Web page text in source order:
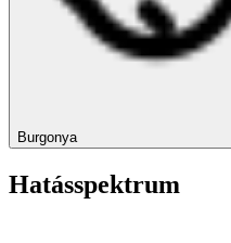
Burgonya
Hatásspektrum